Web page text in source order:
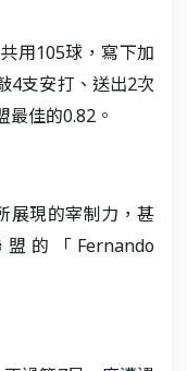
用105球，寫下加
4支安打、送出2次
佳的0.82。
展現的宰制力，甚
的「Fernando